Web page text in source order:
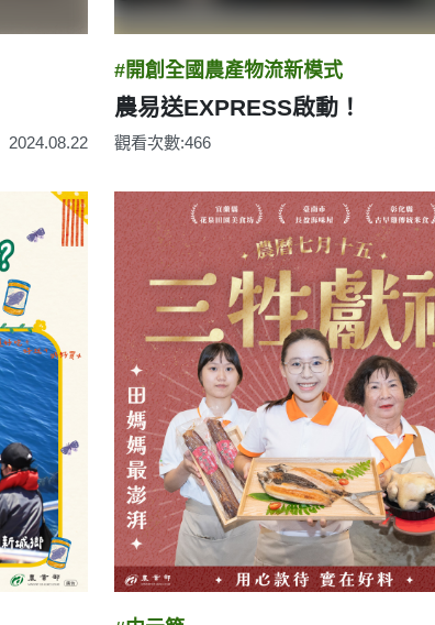
2024.08.22
#開創全國農產物流新模式
農易送EXPRESS啟動！
觀看次數:466